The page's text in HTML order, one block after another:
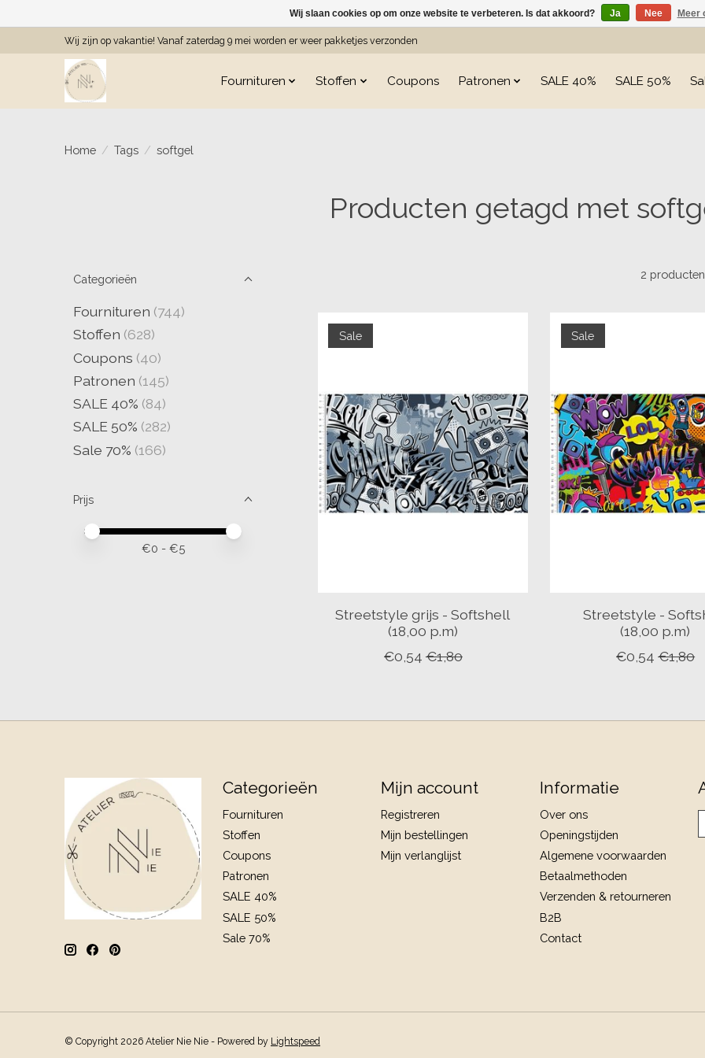
Wij zijn op vakantie! Vanaf zaterdag 9 mei worden er weer pakketjes verzonden
Fournituren Stoffen Coupons Patronen SALE 40% SALE 50%
Home / Tags / softgel
Producten getagd met
Categorieën
Fournituren (744)
Stoffen (628)
Coupons (40)
Patronen (145)
SALE 40% (84)
SALE 50% (282)
Sale 70% (166)
Prijs
Minimale prijswaarde
Price maximum value
€0 - €5
2 producten
Sale
Streetstyle grijs - Softshell
(18,00 p.m)
€0,54 €1,80
Sale
Streetstyle -
(18,00 p.m)
€0,54 €1,80
Categorieën
Fournituren
Stoffen
Coupons
Patronen
SALE 40%
SALE 50%
Sale 70%
Mijn account
Registreren
Mijn bestellingen
Mijn verlanglijst
Informatie
Over ons
Openingstijden
Algemene voorwaarden
Betaalmethoden
Verzenden & retourneren
B2B
Contact
© Copyright 2026 Atelier Nie Nie - Powered by Lightspeed
Wij slaan cookies op om onze website te verbeteren. Is dat akkoord? Ja Nee Meer